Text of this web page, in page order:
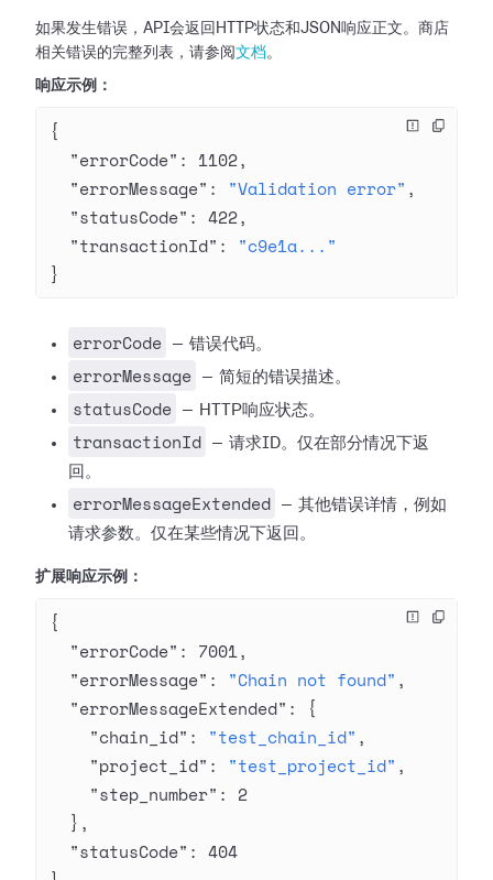
如果发生错误，API会返回HTTP状态和JSON响应正文。商店
相关错误的完整列表，请参阅 文档。
响应示例：
{
  "errorCode"
: 1102,
  "errorMessage"
: "Validation error" ,
  "statusCode"
: 422,
  "transactionId"
: "c9e1a..."
}
errorCode — 错误代码。
errorMessage — 简短的错误描述。
statusCode — HTTP响应状态。
transactionId
— 请求ID。仅在部分情况下返
回。
errorMessageExtended
— 其他错误详情，例如
请求参数。仅在某些情况下返回。
扩展响应示例：
{
  "errorCode"
: 7001,
  "errorMessage"
: "Chain not found" ,
  "errorMessageExtended"
: {
    "chain_id"
: "test_chain_id" ,
    "project_id"
: "test_project_id" ,
    "step_number"
: 2
  },
  "statusCode"
: 404